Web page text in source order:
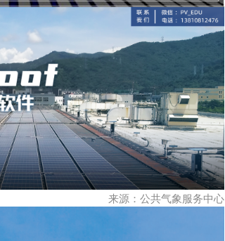
来源：公共气象服务中心